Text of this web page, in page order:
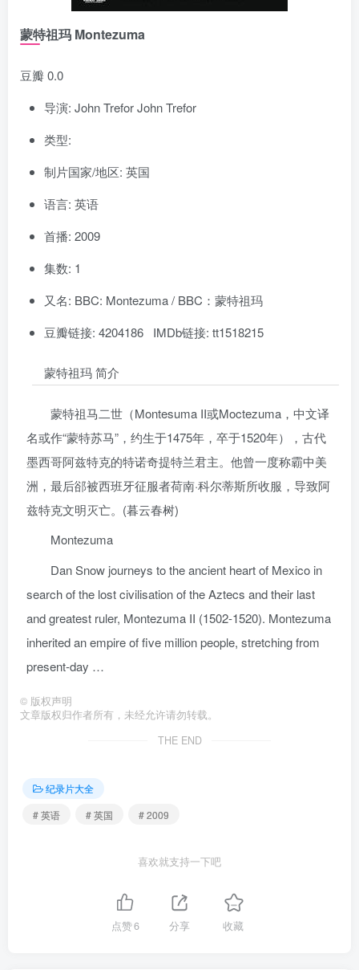
蒙特祖玛 Montezuma
豆瓣 0.0
导演: John Trefor John Trefor
类型:
制片国家/地区: 英国
语言: 英语
首播: 2009
集数: 1
又名: BBC: Montezuma / BBC：蒙特祖玛
豆瓣链接: 4204186 IMDb链接: tt1518215
蒙特祖玛 简介
蒙特祖马二世（Montesuma II或Moctezuma，中文译
名或作“蒙特苏马”，约生于1475年，卒于1520年），古代
墨西哥阿兹特克的特诺奇提特兰君主。他曾一度称霸中美
洲，最后郤被西班牙征服者荷南·科尔蒂斯所收服，导致阿
兹特克文明灭亡。(暮云春树)
Montezuma
Dan Snow journeys to the ancient heart of Mexico in
search of the lost civilisation of the Aztecs and their last
and greatest ruler, Montezuma II (1502-1520). Montezuma
inherited an empire of five million people, stretching from
present-day …
© 版权声明
文章版权归作者所有，未经允许请勿转载。
THE END
纪录片大全
# 英语
# 英国 # 2009
喜欢就支持一下吧
点赞6 分享 收藏